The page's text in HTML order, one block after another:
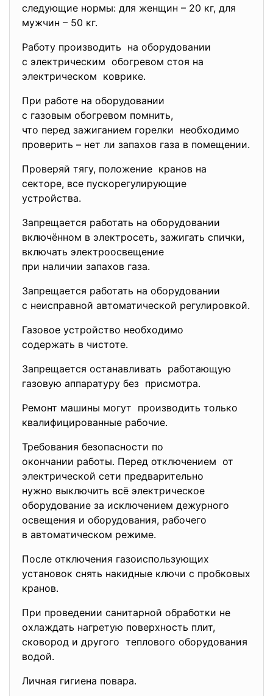
следующие нормы: для женщин – 20 кг, для
мужчин – 50 кг.
Работу производить на оборудовании
с электрическим обогревом стоя на
электрическом коврике.
При работе на оборудовании
с газовым обогревом помнить,
что перед зажиганием горелки необходимо
проверить – нет ли запахов газа в помещении.
Проверяй тягу, положение кранов на
секторе, все пускорегулирующие
устройства.
Запрещается работать на оборудовании
включённом в электросеть, зажигать спички,
включать электроосвещение
при наличии запахов газа.
Запрещается работать на оборудовании
с неисправной автоматической регулировкой.
Газовое устройство необходимо
содержать в чистоте.
Запрещается останавливать работающую
газовую аппаратуру без присмотра.
Ремонт машины могут производить только
квалифицированные рабочие.
Требования безопасности по
окончании работы. Перед отключением от
электрической сети предварительно
нужно выключить всё электрическое
оборудование за исключением дежурного
освещения и оборудования, рабочего
в автоматическом режиме.
После отключения газоиспользующих
установок снять накидные ключи с пробковых
кранов.
При проведении санитарной обработки не
охлаждать нагретую поверхность плит,
сковород и другого теплового оборудования
водой.
Личная гигиена повара.